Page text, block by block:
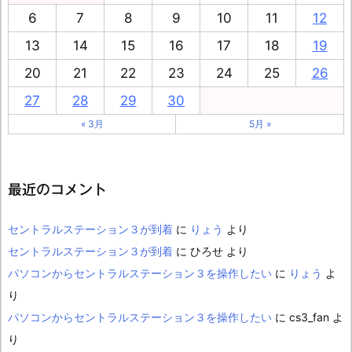
6
7 8 9 10 11
12
13
14 15 16 17 18
19
20
21 22 23 24 25
26
27
28 29 30
« 3月 5月 »
最近のコメント
セントラルステーション３が到着 に りょう より
セントラルステーション３が到着 に ひろせ より
パソコンからセントラルステーション３を操作したい に りょう よ
り
パソコンからセントラルステーション３を操作したい に cs3_fan よ
り